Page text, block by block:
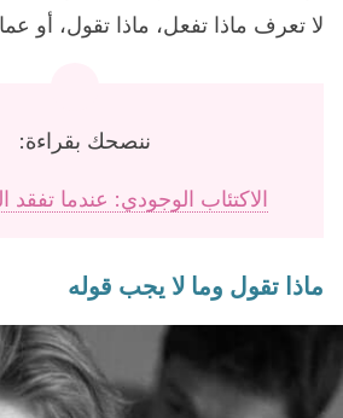
لا تعرف ماذا تفعل، ماذا تقول، أو
ننصحك بقراءة:
الاكتئاب الوجودي: عندما تفقد
ماذا تقول وما لا يجب قوله